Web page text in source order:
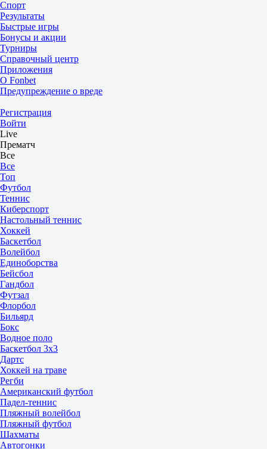
Спорт
Результаты
Быстрые игры
Бонусы и акции
Турниры
Справочный центр
Приложения
О Fonbet
Предупреждение о вреде
Регистрация
Войти
Live
Прематч
Все
Все
Топ
Футбол
Теннис
Киберспорт
Настольный теннис
Хоккей
Баскетбол
Волейбол
Единоборства
Бейсбол
Гандбол
Футзал
Флорбол
Бильярд
Бокс
Водное поло
Баскетбол 3x3
Дартс
Хоккей на траве
Регби
Американский футбол
Падел-теннис
Пляжный волейбол
Пляжный футбол
Шахматы
Автогонки